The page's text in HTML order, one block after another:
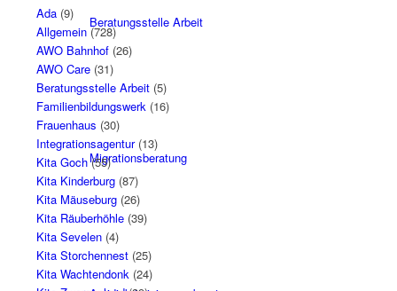
Beratungsstelle Arbeit
Migrationsberatung
Ada(9)
Allgemein(728)
AWO Bahnhof(26)
AWO Care(31)
Beratungsstelle Arbeit(5)
Familienbildungswerk(16)
Frauenhaus (30)
Integrationsagentur(13)
Kita Goch(55)
Kita Kinderburg(87)
Kita Mäuseburg(26)
Kita Räuberhöhle(39)
Kita Sevelen(4)
Kita Storchennest(25)
Kita Wachtendonk(24)